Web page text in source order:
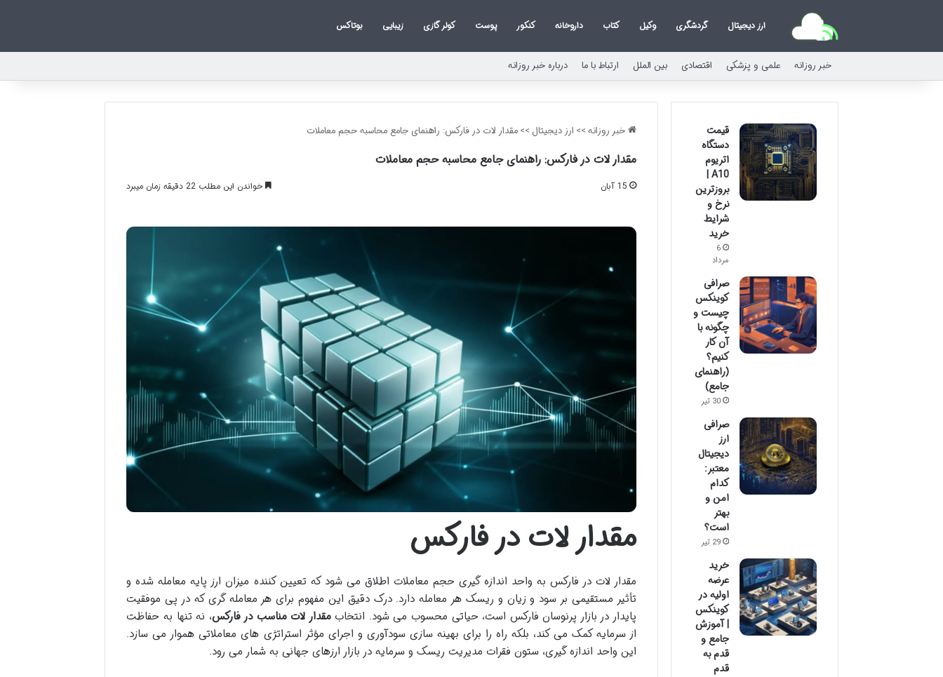
ارز دیجیتال گردشگری وکیل کتاب داروخانه کنکور پوست کولر گازی زیبایی بوتاکس
خبر روزانه علمی و پزشکی اقتصادی بین الملل ارتباط با ما درباره خبر روزانه
خبر روزانه>> ارز دیجیتال >> مقدار لات در فارکس: راهنمای جامع محاسبه حجم معاملات
مقدار لات در فارکس: راهنمای جامع محاسبه حجم معاملات
15 آبان خواندن این مطلب 22 دقیقه زمان میبرد
مقدار لات در فارکس
مقدار لات در فارکس به واحد اندازه گیری حجم معاملات اطلاق می شود که تعیین کننده میزان ارز پایه معامله شده و
تأثیر مستقیمی بر سود و زیان و ریسک هر معامله دارد. درک دقیق این مفهوم برای هر معامله گری که در پی موفقیت
پایدار در بازار پرنوسان فارکس است، حیاتی محسوب می شود. انتخابمقدار لات مناسب در فارکس، نه تنها به حفاظت
از سرمایه کمک می کند، بلکه راه را برای بهینه سازی سودآوری و اجرای مؤثر استراتژی های معاملاتی هموار می سازد.
این واحد اندازه گیری، ستون فقرات مدیریت ریسک و سرمایه در بازار ارزهای جهانی به شمار می رود.
قیمت
دستگاه
اتریوم
A10 |
بروزترین
نرخ و
شرایط
خرید
6
مرداد
صرافی
کوینکس
چیست و
چگونه با
آن کار
کنیم؟
(راهنمای
جامع)
30 تیر
صرافی
ارز
دیجیتال
معتبر:
کدام
امن و
بهتر
است؟
29 تیر
خرید
عرضه
اولیه در
کوینکس
| آموزش
جامع و
قدم به
قدم